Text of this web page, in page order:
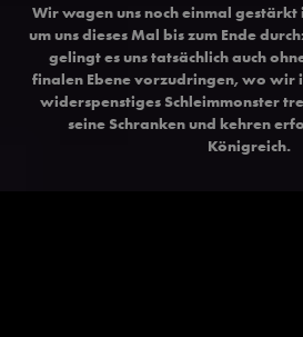
Wir wagen uns noch einmal gestärkt
um uns dieses Mal bis zum Ende
gelingt es uns tatsächlich auch
finalen Ebene vorzudringen, wo wir
widerspenstiges Schleimmonster
seine Schranken und kehren
Königreich.